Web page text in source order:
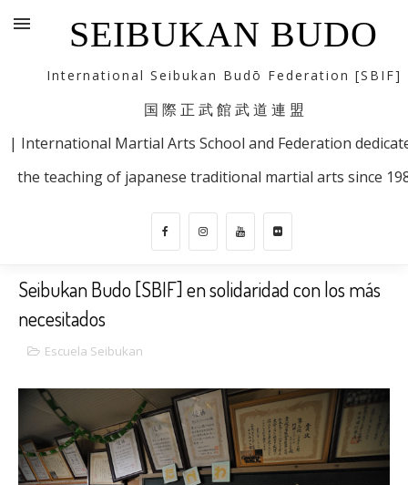
SEIBUKAN BUDO
International Seibukan Budō Federation [SBIF]
国 際 正 武 館 武 道 連 盟
| International Martial Arts School and Federation
the teaching of japanese traditional martial arts since
Seibukan Budo [SBIF] en solidaridad con los más
necesitados
Escuela Seibukan